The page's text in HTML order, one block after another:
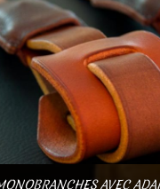
AVEC